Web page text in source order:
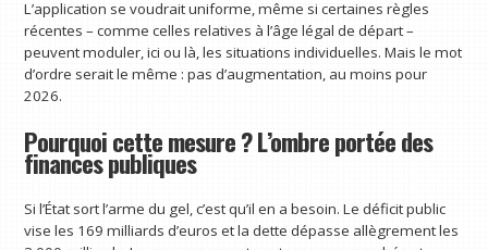
L’application se voudrait uniforme, même si certaines règles
récentes – comme celles relatives à l’âge légal de départ –
peuvent moduler, ici ou là, les situations individuelles. Mais le mot
d’ordre serait le même : pas d’augmentation, au moins pour
2026.
Pourquoi cette mesure ? L’ombre portée des
finances publiques
Si l’État sort l’arme du gel, c’est qu’il en a besoin. Le déficit public
vise les 169 milliards d’euros et la dette dépasse allègrement les